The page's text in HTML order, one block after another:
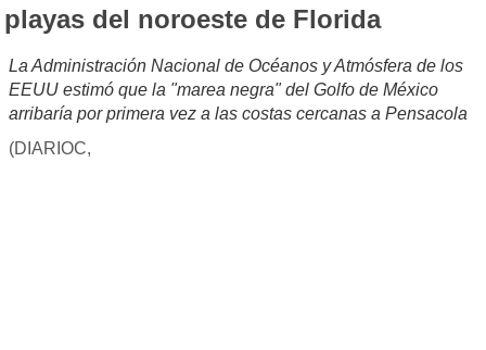
playas del noroeste de Florida
La Administración Nacional de Océanos y Atmósfera de los
EEUU estimó que la "marea negra" del Golfo de México
arribaría por primera vez a las costas cercanas a Pensacola
(DIARIOC,